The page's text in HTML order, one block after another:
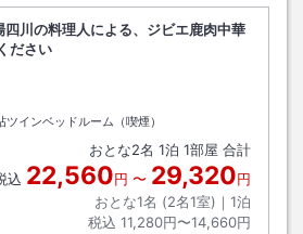
川の料理人による、ジビエ鹿肉中華
ださい
ウト
インベッドルーム（喫煙）
おとな2名 1泊 1部屋 合計
込 22,560円 〜 29,320円
おとな1名 (2名1室)｜ 1泊
税込 11,280円〜14,660円